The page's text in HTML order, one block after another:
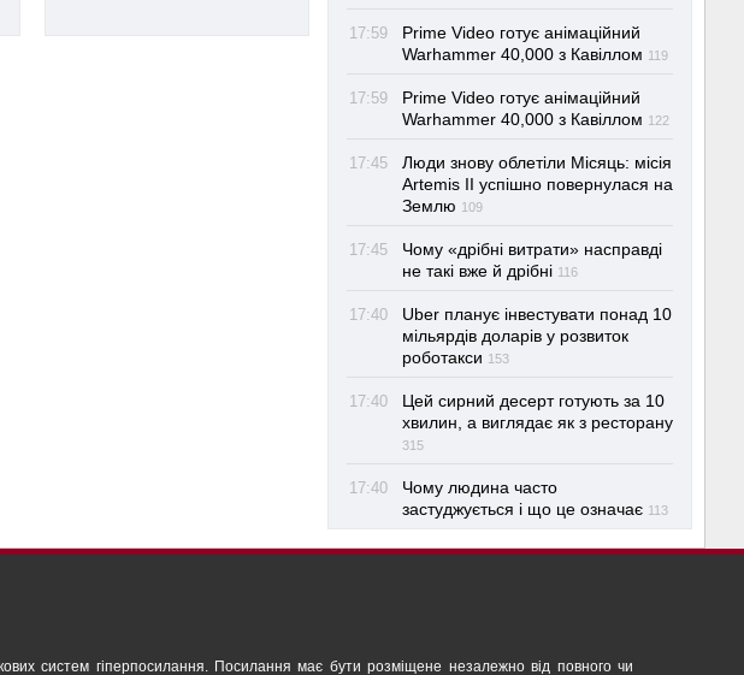
17:59
Prime Video готує анімаційний
Warhammer 40,000 з Кавіллом 119
17:59
Prime Video готує анімаційний
Warhammer 40,000 з Кавіллом 122
17:45
Люди знову облетіли Місяць: місія
Artemis II успішно повернулася на
Землю 109
17:45
Чому «дрібні витрати» насправді
не такі вже й дрібні 116
17:40
Uber планує інвестувати понад 10
мільярдів доларів у розвиток
роботакси 153
17:40
Цей сирний десерт готують за 10
хвилин, а виглядає як з ресторану
315
17:40
Чому людина часто
застуджується і що це означає 113
систем гіперпосилання. Посилання має бути розміщене незалежно від повного чи